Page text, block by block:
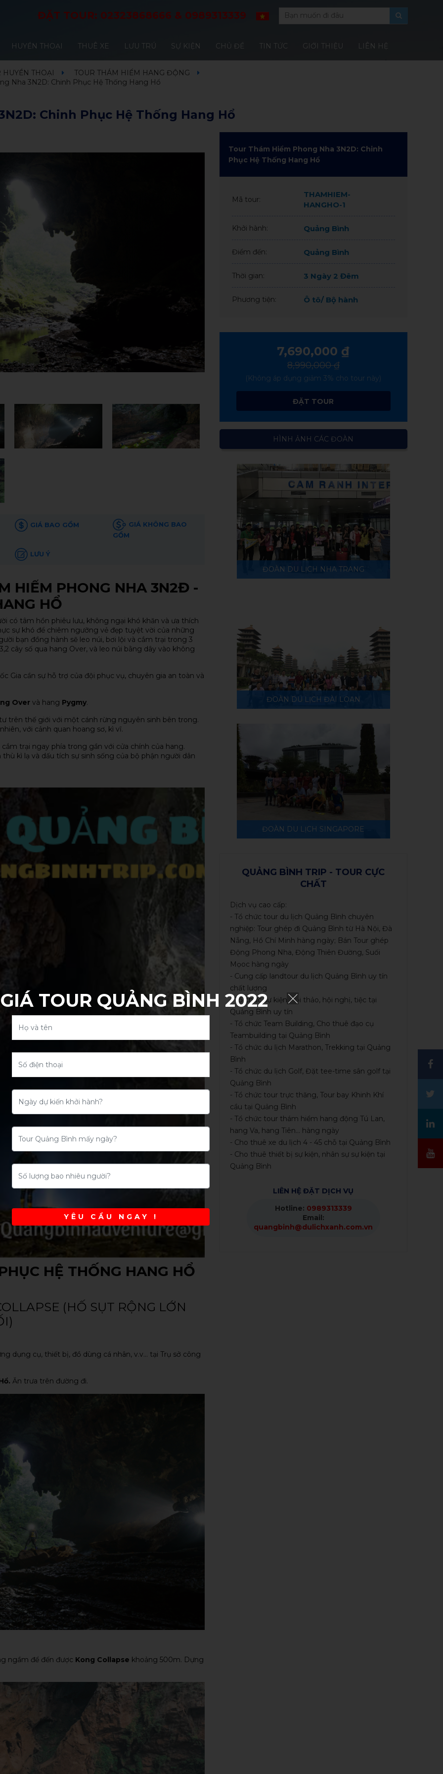
ĐẶT TOUR: 02323868666 & 0989313339
HUYỀN THOẠI THUÊ XE LƯU TRÚ SỰ KIỆN CHỦ ĐỀ TIN TỨC GIỚI THIỆU LIÊN HỆ
HUYỀN THOẠI
TOUR THÁM HIỂM HANG ĐỘNG
Nha 3N2D: Chinh Phục Hệ Thống Hang Hổ
Chinh Phục Hệ Thống Hang Hổ
GIÁ BAO GỒM
GIÁ KHÔNG BAO
GỒM
LƯU Ý
HIỂM PHONG NHA 3N2Đ -
HỔ
có tâm hồn phiêu lưu, không ngại khó khăn và ưa thích
sự khó để chiêm ngưỡng vẻ đẹp tuyệt vời của những
bạn đồng hành sẽ leo núi, bơi lội và cắm trại trong 3
cây số qua hang Over, và leo núi bằng dây vào không
Gia cần sự hỗ trợ của đội phục vụ, chuyên gia an toàn và
Over và hang Pygmy.
trên thế giới với một cánh rừng nguyên sinh bên trong.
với cảnh quan hoang sơ, kì vĩ.
trại ngay phía trong gần với cửa chính của hang.
kì lạ và dấu tích sự sinh sống của bộ phận người dân
HỆ THỐNG HANG HỔ
(HỐ SỤT RỘNG LỚN
dụng cụ, thiết bị, đồ dùng cá nhân, v.v... tại Trụ sở công
Ăn trưa trên đường đi.
ngầm để đến được Kong Collapse khoảng 500m. Dựng
Tour Thám Hiểm Phong Nha 3N2D: Chinh
Phục Hệ Thống Hang Hổ
Mã tour:
THAMHIEM-
HANGHO-1
Khởi hành: Quảng Bình
Điểm đến: Quảng Bình
Thời gian: 3 Ngày 2 Đêm
Phương tiện: Ô tô/ Bộ hành
7,690,000 ₫
8,990,000 ₫
(Không áp dụng giảm 3% cho tour này)
ĐẶT TOUR
HÌNH ẢNH CÁC ĐOÀN
ĐOÀN DU LỊCH NHA TRANG
ĐOÀN DU LỊCH ĐÀI LOAN
ĐOÀN DU LỊCH SINGAPORE
QUẢNG BÌNH TRIP - TOUR CỰC
CHẤT
Dịch vụ cao cấp:
- Tổ chức tour du lịch Quảng Bình chuyên
nghiệp: Tour ghép đi Quảng Bình từ Hà Nội, Đà
Nẵng, Hồ Chí Minh hàng ngày; Bán Tour ghép
Động Phong Nha, Động Thiên Đường, Suối
Mọoc hàng ngày
- Cung cấp landtour du lịch Quảng Bình uy tín
chất lượng
- Tổ chức sự kiện, hội thảo, hội nghị, tiệc tại
Quảng Bình uy tín
- Tổ chức Team Building, Cho thuê đạo cụ
Teambuilding tại Quảng Bình
- Tổ chức du lịch Marathon, Trekking tại Quảng
Bình
- Tổ chức du lịch Golf, Đặt tee-time sân golf tại
Quảng Bình
- Tổ chức tour trực thăng, Tour bay Khinh Khí
cầu tại Quảng Bình
- Tổ chức tour thám hiểm hang động Tú Lan,
hang Va, hang Tiên... hàng ngày
- Cho thuê xe du lịch 4 - 45 chỗ tại Quảng Bình
- Cho thuê thiết bị sự kiện, nhân sự sự kiện tại
Quảng Bình
LIÊN HỆ ĐẶT DỊCH VỤ
Hotline: 0989313339
Email:
quangbinh@dulichxanh.com.vn
TOUR QUẢNG BÌNH 2022
YÊU CẦU NGAY !